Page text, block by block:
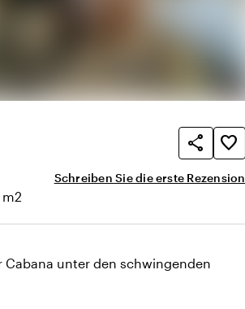
share
favorite_border
Schreiben Sie die erste Rezension
unter den schwingenden